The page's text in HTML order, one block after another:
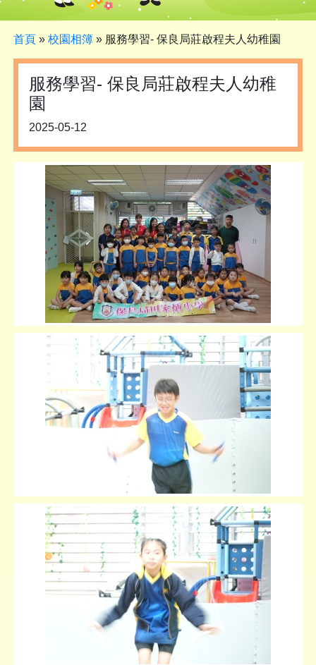
首頁 » 校園相簿 » 服務學習- 保良局莊啟程夫人幼稚園
服務學習- 保良局莊啟程夫人幼稚
園
2025-05-12